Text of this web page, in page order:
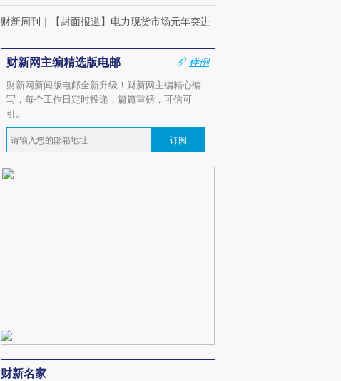
财新周刊 ｜ 【封面报道】电力现货市场元年突进
财新网主编精选版电邮
样例
财新网新闻版电邮全新升级！财新网主编精心编
写，每个工作日定时投递，篇篇重磅，可信可
引。
订阅
财新名家